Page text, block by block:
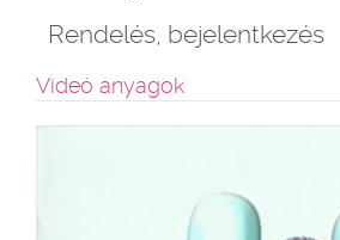
Rendelés, bejelentkezés
Videó anyagok